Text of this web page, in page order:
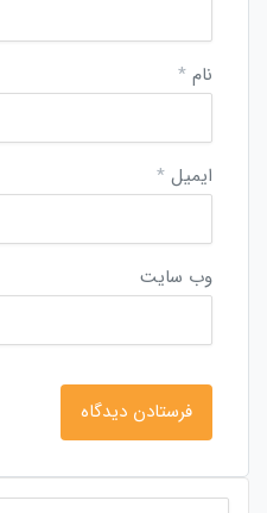
نام *
ایمیل *
وب‌ سایت